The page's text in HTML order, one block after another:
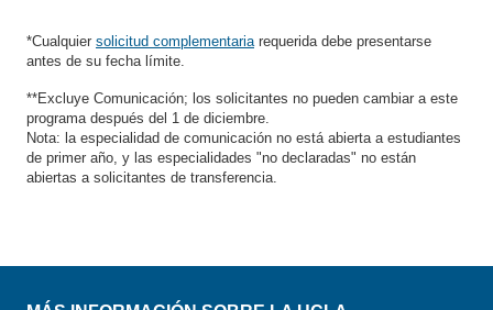
*Cualquier solicitud complementariarequerida debe presentarse
antes de su fecha límite.
**Excluye Comunicación; los solicitantes no pueden cambiar a este
programa después del 1 de diciembre.
Nota: la especialidad de comunicación no está abierta a estudiantes
de primer año, y las especialidades "no declaradas" no están
abiertas a solicitantes de transferencia.